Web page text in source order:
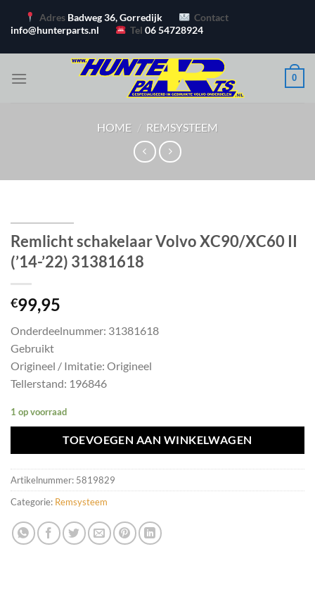
naar
Adres Badweg 36, Gorredijk
Contact
info@hunterparts.nl
Tel06 54728924
0
HOME / REMSYSTEEM
Remlicht schakelaar Volvo XC90/XC60 II
(’14-’22) 31381618
€99,95
Onderdeelnummer: 31381618
Gebruikt
Origineel / Imitatie: Origineel
Tellerstand: 196846
1 op voorraad
TOEVOEGEN AAN WINKELWAGEN
Artikelnummer: 5819829
Categorie: Remsysteem